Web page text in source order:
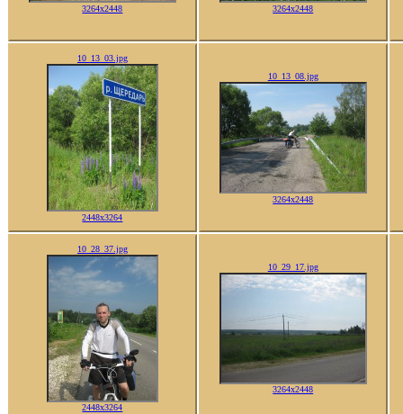
3264x2448 3264x2448
10_13_03.jpg
2448x3264
10_13_08.jpg
3264x2448
10_28_37.jpg
2448x3264
10_29_17.jpg
3264x2448